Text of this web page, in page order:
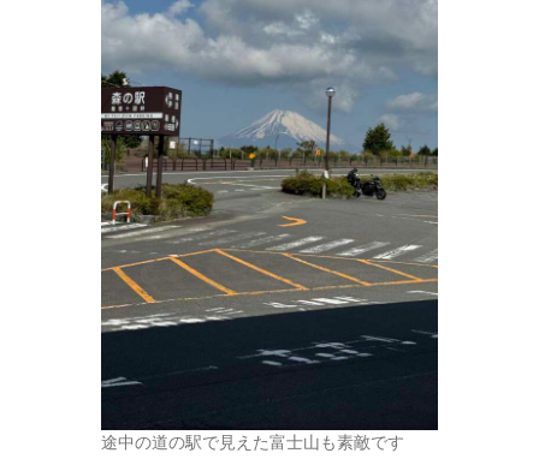
途中の道の駅で見えた富士山も素敵です